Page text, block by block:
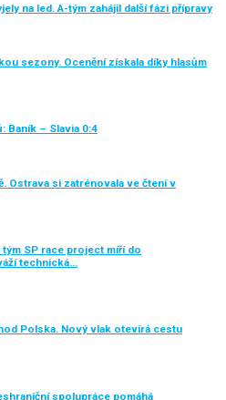
na led. A-tým zahájil další fázi přípravy
sezony. Ocenění získala díky hlasům
Baník – Slavia 0:4
Ostrava si zatrénovala ve čtení v
SP race project míří do
technická…
Polska. Nový vlak otevírá cestu
spolupráce pomáhá